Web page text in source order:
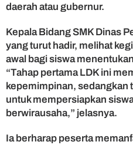
daerah atau gubernur.
Kepala Bidang SMK Dinas
yang turut hadir, melihat
awal bagi siswa
“Tahap pertama LDK ini
kepemimpinan, sedangkan
untuk mempersiapkan
berwirausaha,” jelasnya.
Ia berharap peserta